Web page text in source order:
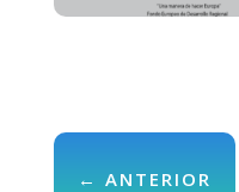
← ANTERIOR